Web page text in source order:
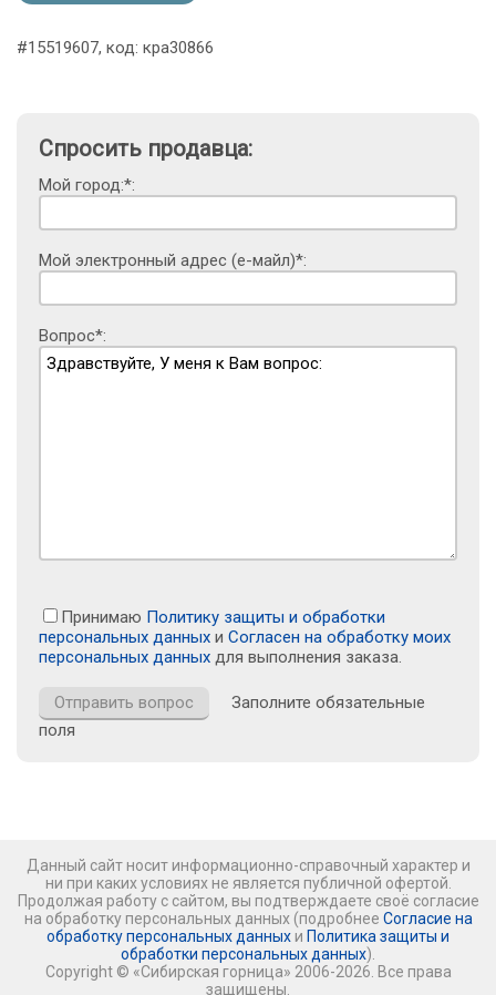
#15519607, код: кра30866
Спросить продавца:
Мой город:*:
Мой электронный адрес (е-майл)*:
Вопрос*:
Принимаю Политику защиты и обработки
персональных данных и Согласен на обработку моих
персональных данных для выполнения заказа.
Заполните обязательные
поля
Данный сайт носит информационно-справочный характер и
ни при каких условиях не является публичной офертой.
Продолжая работу с сайтом, вы подтверждаете своё согласие
на обработку персональных данных (подробнее Согласие на
обработку персональных данных и Политика защиты и
обработки персональных данных).
Copyright © «Сибирская горница» 2006-2026. Все права
защищены.